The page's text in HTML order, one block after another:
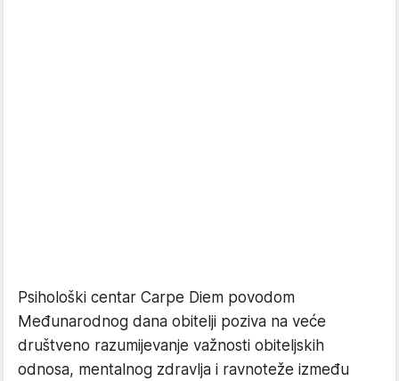
Psihološki centar Carpe Diem povodom
Međunarodnog dana obitelji poziva na veće
društveno razumijevanje važnosti obiteljskih
odnosa, mentalnog zdravlja i ravnoteže između